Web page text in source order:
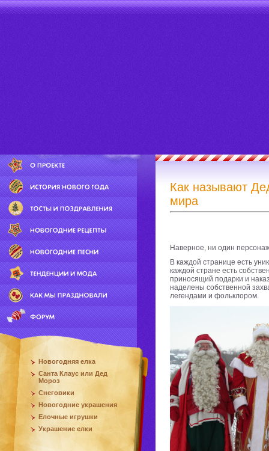
Новогодняя елка
Санта Клаус или Дед
Мороз
Снеговики
Новогодние украшения
Елочные игрушки
Украшение елки
Как называют
мира
Наверное, ни один
В каждой странице есть
каждой стране есть
приносящий подарки и
наделены собственной
легендами и фольклором.